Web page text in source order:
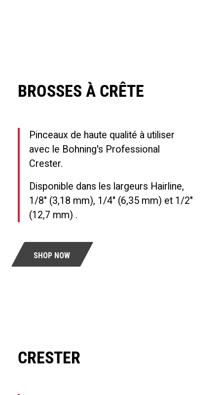
BROSSES À CRÊTE
Pinceaux de haute qualité à utiliser
avec le Bohning's Professional
Crester.
Disponible dans les largeurs Hairline,
1/8″ (3,18 mm), 1/4″ (6,35 mm) et 1/2″
(12,7 mm) .
SHOP NOW
CRESTER